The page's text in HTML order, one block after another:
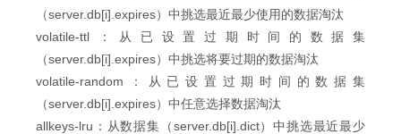
（server.db[i].expires）中挑选最近最少使用的数据淘汰
volatile-ttl：从已设置过期时间的数据集
（server.db[i].expires）中挑选将要过期的数据淘汰
volatile-random：从已设置过期时间的数据集
（server.db[i].expires）中任意选择数据淘汰
allkeys-lru：从数据集（server.db[i].dict）中挑选最近最少